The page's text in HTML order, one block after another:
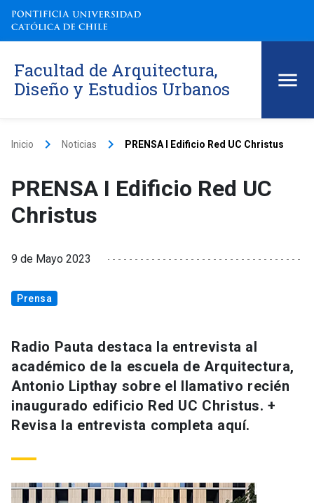
Facultad de Arquitectura,
Diseño y Estudios Urbanos
Inicio keyboard_arrow_right Noticias keyboard_arrow_right PRENSA I Edificio Red UC Christus
PRENSA I Edificio Red UC
Christus
9 de Mayo 2023
Prensa
Radio Pauta destaca la entrevista al
académico de la escuela de Arquitectura,
Antonio Lipthay sobre el llamativo recién
inaugurado edificio Red UC Christus. +
Revisa la entrevista completa aquí.